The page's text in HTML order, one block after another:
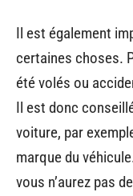
Il est également
certaines choses.
été volés ou
Il est donc
voiture, par
marque du
vous n’aurez pas